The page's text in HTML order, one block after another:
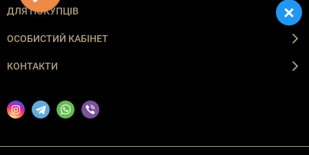
ДЛЯ ПОКУПЦІВ
ОСОБИСТИЙ КАБІНЕТ
КОНТАКТИ